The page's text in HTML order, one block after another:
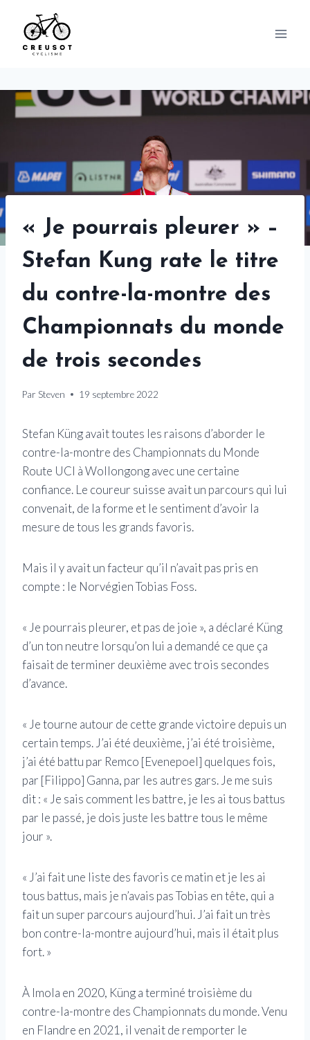
content
« Je pourrais pleurer » –
Stefan Kung rate le titre
du contre-la-montre des
Championnats du monde
de trois secondes
Par Steven 19 septembre 2022
Stefan Küng avait toutes les raisons d’aborder le
contre-la-montre des Championnats du Monde
Route UCI à Wollongong avec une certaine
confiance. Le coureur suisse avait un parcours qui lui
convenait, de la forme et le sentiment d’avoir la
mesure de tous les grands favoris.
Mais il y avait un facteur qu’il n’avait pas pris en
compte : le Norvégien Tobias Foss.
« Je pourrais pleurer, et pas de joie », a déclaré Küng
d’un ton neutre lorsqu’on lui a demandé ce que ça
faisait de terminer deuxième avec trois secondes
d’avance.
« Je tourne autour de cette grande victoire depuis un
certain temps. J’ai été deuxième, j’ai été troisième,
j’ai été battu par Remco [Evenepoel] quelques fois,
par [Filippo] Ganna, par les autres gars. Je me suis
dit : « Je sais comment les battre, je les ai tous battus
par le passé, je dois juste les battre tous le même
jour ».
« J’ai fait une liste des favoris ce matin et je les ai
tous battus, mais je n’avais pas Tobias en tête, qui a
fait un super parcours aujourd’hui. J’ai fait un très
bon contre-la-montre aujourd’hui, mais il était plus
fort. »
À Imola en 2020, Küng a terminé troisième du
contre-la-montre des Championnats du monde. Venu
en Flandre en 2021, il venait de remporter le